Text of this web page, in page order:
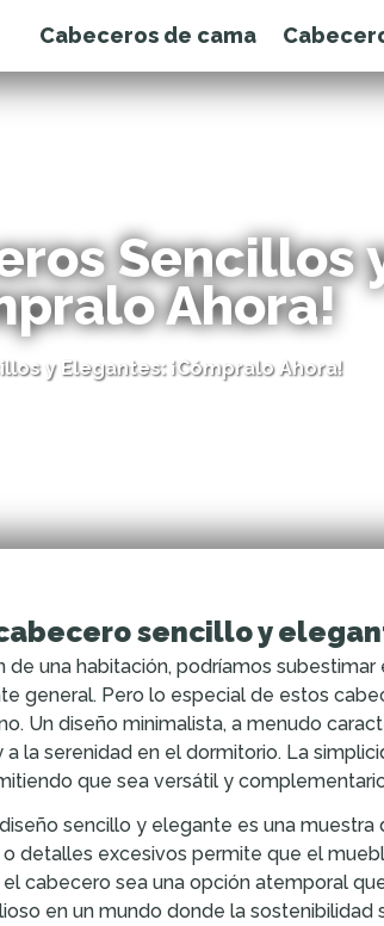
Cabeceros de cama
Sencillos
Ahora!
y Elegantes: ¡Cómpralo Ahora!
sencillo y
de una habitación, podríamos
general. Pero lo especial de estos
Un diseño minimalista, a menudo
a la serenidad en el dormitorio. La
que sea versátil y
sencillo y elegante es una
detalles excesivos permite que el
cabecero sea una opción atemporal
en un mundo donde la sostenibilidad